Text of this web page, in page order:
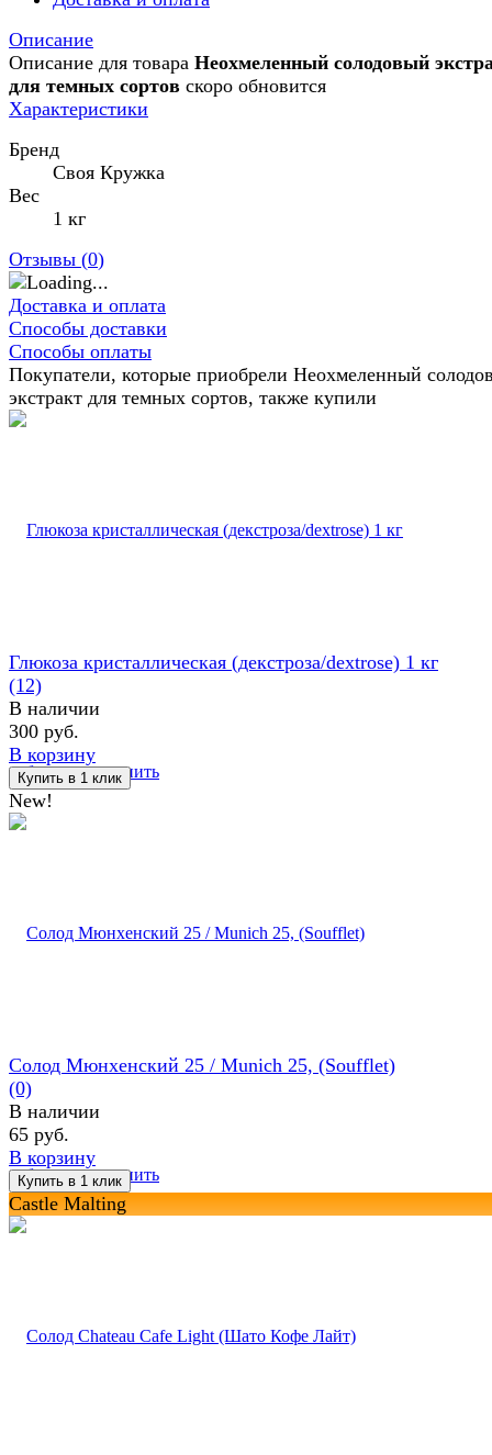
Описание
Описание для товара Неохмеленный солодовый
для темных сортов скоро обновится
Характеристики
Бренд
Своя Кружка
Вес
1 кг
Отзывы (0)
Доставка и оплата
Способы доставки
Способы оплаты
Покупатели, которые приобрели Неохмеленный
экстракт для темных сортов, также купили
избранное сравнить
Глюкоза кристаллическая (декстроза/dextrose) 1 кг
(12)
В наличии
300 руб.
В корзину
New!
избранное сравнить
Солод Мюнхенский 25 / Munich 25, (Soufflet)
(0)
В наличии
65 руб.
В корзину
Castle Malting